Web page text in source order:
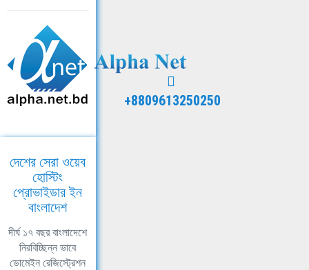
+8809613250250
দেশের সেরা ওয়েব
হোস্টিং
প্রোভাইডার ইন
বাংলাদেশ
দীর্ঘ ১৭ বছর বাংলাদেশে
নিরবিচ্ছিন্ন ভাবে
ডোমেইন রেজিস্ট্রেশন